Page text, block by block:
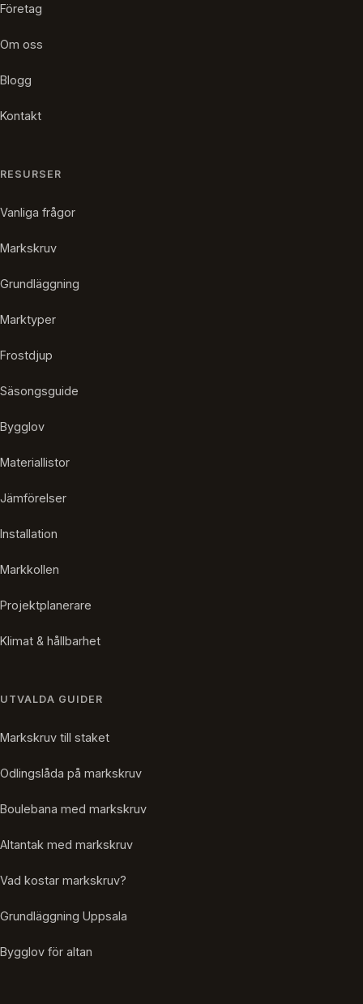
Företag
Om oss
Blogg
Kontakt
RESURSER
Vanliga frågor
Markskruv
Grundläggning
Marktyper
Frostdjup
Säsongsguide
Bygglov
Materiallistor
Jämförelser
Installation
Markkollen
Projektplanerare
Klimat & hållbarhet
UTVALDA GUIDER
Markskruv till staket
Odlingslåda på markskruv
Boulebana med markskruv
Altantak med markskruv
Vad kostar markskruv?
Grundläggning Uppsala
Bygglov för altan